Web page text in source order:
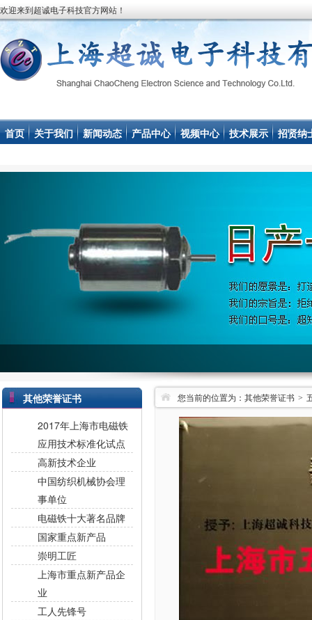
欢迎来到超诚电子科技官方网站！
首页 关于我们 新闻动态 产品中心 视频中心 技术展示 招贤纳
其他荣誉证书
2017年上海市电磁铁
应用技术标准化试点
高新技术企业
中国纺织机械协会理
事单位
电磁铁十大著名品牌
国家重点新产品
崇明工匠
上海市重点新产品企
业
工人先锋号
您当前的位置为： 其他荣誉证书 >